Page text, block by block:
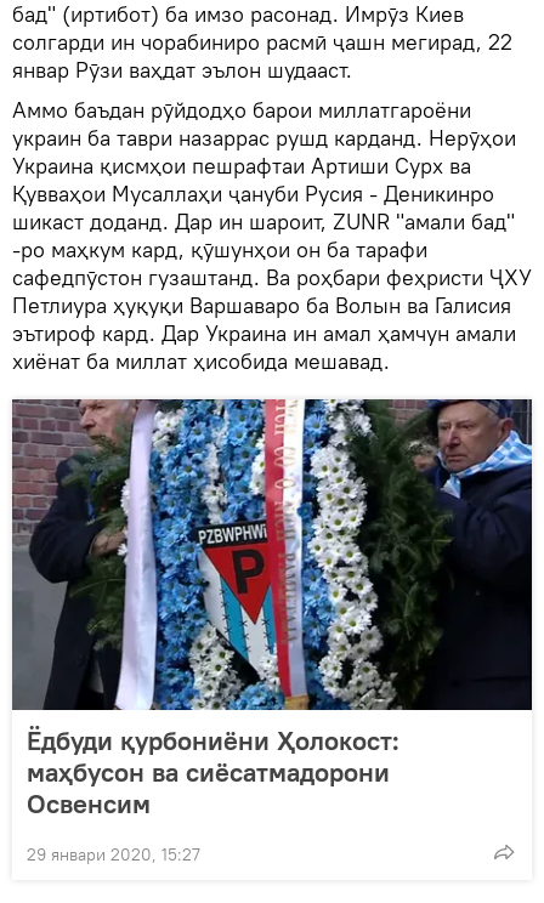
бад" (иртибот) ба имзо расонад. Имрӯз Киев
солгарди ин чорабиниро расмӣ ҷашн мегирад, 22
январ Рӯзи ваҳдат эълон шудааст.
Аммо баъдан рӯйдодҳо барои миллатгароёни
украин ба таври назаррас рушд карданд. Нерӯҳои
Украина қисмҳои пешрафтаи Артиши Сурх ва
Қувваҳои Мусаллаҳи ҷануби Русия - Деникинро
шикаст доданд. Дар ин шароит, ZUNR "амали бад"
-ро маҳкум кард, қӯшунҳои он ба тарафи
сафедпӯстон гузаштанд. Ва роҳбари феҳристи ҶХУ
Петлиура ҳуқуқи Варшаваро ба Волын ва Галисия
эътироф кард. Дар Украина ин амал ҳамчун амали
хиёнат ба миллат ҳисобида мешавад.
Ёдбуди қурбониёни Ҳолокост:
маҳбусон ва сиёсатмадорони
Освенсим
29 январи 2020, 15:27